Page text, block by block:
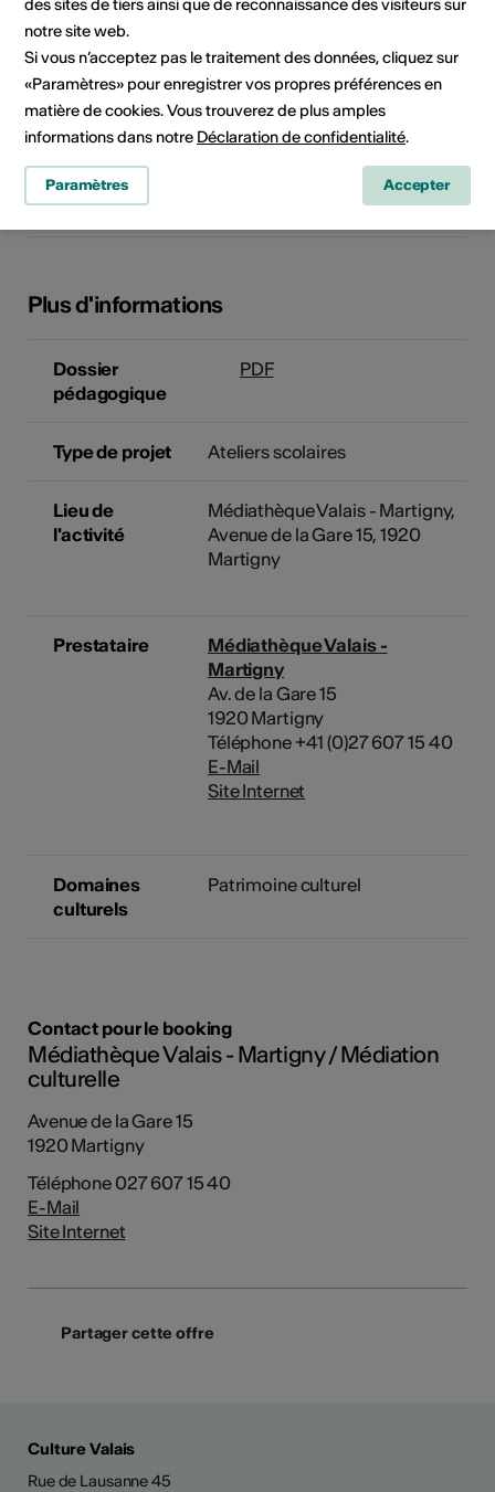
de 45 min
Matériel à
apporter par les
élèves
Boîte d'archives (optionnelle)
Photo de chaque élève
(optionnelle)
Jours pour les
écoles
Lundi, mardi, mercredi, jeudi,
Plus d'informations
Dossier
pédagogique
PDF
Type de projet Ateliers scolaires
Lieu de
l'activité
Médiathèque Valais - Martigny,
Avenue de la Gare 15, 1920
Martigny
Prestataire
Médiathèque Valais -
Martigny
Av. de la Gare 15
1920 Martigny
Téléphone +41 (0)27 607 15 40
E-Mail
Site Internet
Domaines
culturels
Patrimoine culturel
Contact pour le booking
Médiathèque Valais - Martigny / Médiation
culturelle
Avenue de la Gare 15
1920 Martigny
Téléphone 027 607 15 40
E-Mail
Site Internet
Partager cette offre
Culture Valais
Rue de Lausanne 45
des sites de tiers ainsi que de reconnaissance des visiteurs sur
notre site web.
Si vous n’acceptez pas le traitement des données, cliquez sur
«Paramètres» pour enregistrer vos propres préférences en
matière de cookies. Vous trouverez de plus amples
informations dans notre Déclaration de confidentialité.
Paramètres Accepter